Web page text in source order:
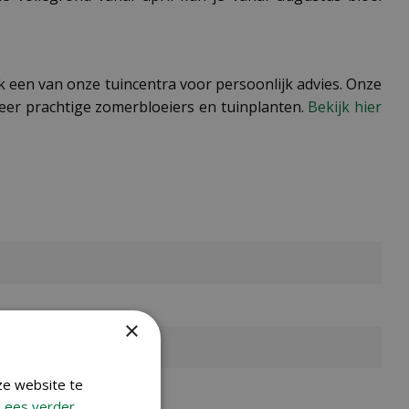
van onze tuincentra voor persoonlijk advies. Onze
prachtige zomerbloeiers en tuinplanten. Bekijk hier
×
website te